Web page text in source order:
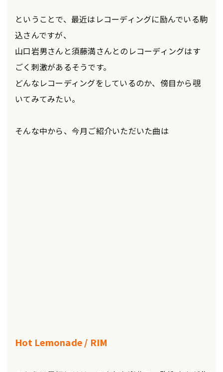
ということで、最近はレコーディングに励んでいる駒
込さんですが、
山口岩男さんと須藤満さんとのレコーディングはす
ごく刺激があるそうです。
どんなレコーディングをしているのか、傍目から覗
いてみてみたい。
そんな中から、今月ご紹介いただいた曲は
Hot Lemonade / RIM